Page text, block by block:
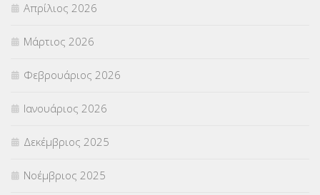
Απρίλιος 2026
Μάρτιος 2026
Φεβρουάριος 2026
Ιανουάριος 2026
Δεκέμβριος 2025
Νοέμβριος 2025